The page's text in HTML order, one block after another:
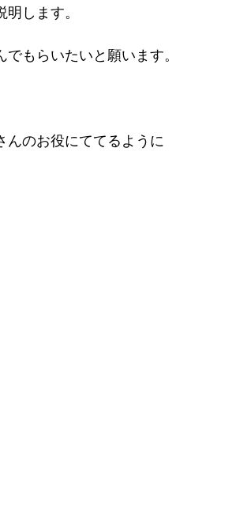
します。
もらいたいと願います。
んのお役にててるように